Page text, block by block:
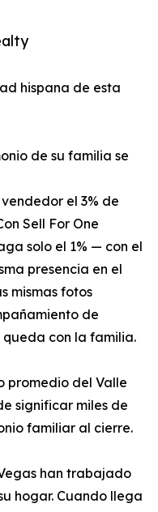
hispana de esta
de su familia se
el 3% de
Sell For One
solo el 1% — con el
presencia en el
mismas fotos
de
con la familia.
promedio del Valle
significar miles de
familiar al cierre.
han trabajado
hogar. Cuando llega